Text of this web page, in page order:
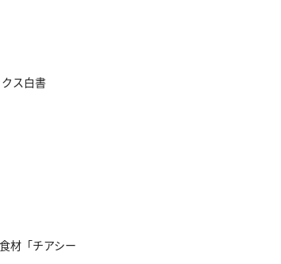
ス白書
材「チアシー